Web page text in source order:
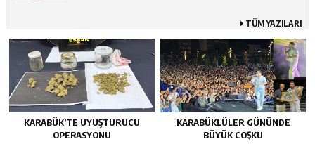
TÜM YAZILARI
KARABÜK’TE UYUŞTURUCU
OPERASYONU
KARABÜKLÜLER GÜNÜNDE
BÜYÜK COŞKU